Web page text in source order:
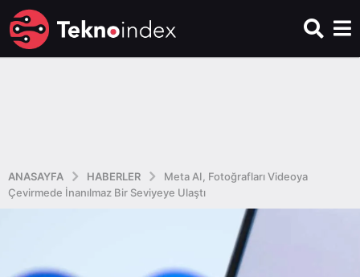
ANASAYFA HABERLER
Meta AI, Fotoğrafları Videoya
Çevirmede İnanılmaz Bir Seviyeye Ulaştı